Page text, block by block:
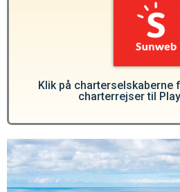
Klik på charterselskaberne
charterrejser til